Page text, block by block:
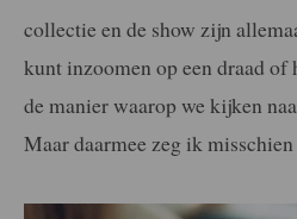
collectie en de show zijn
kunt inzoomen op een draad of
de manier waarop we kijken
Maar daarmee zeg ik misschien